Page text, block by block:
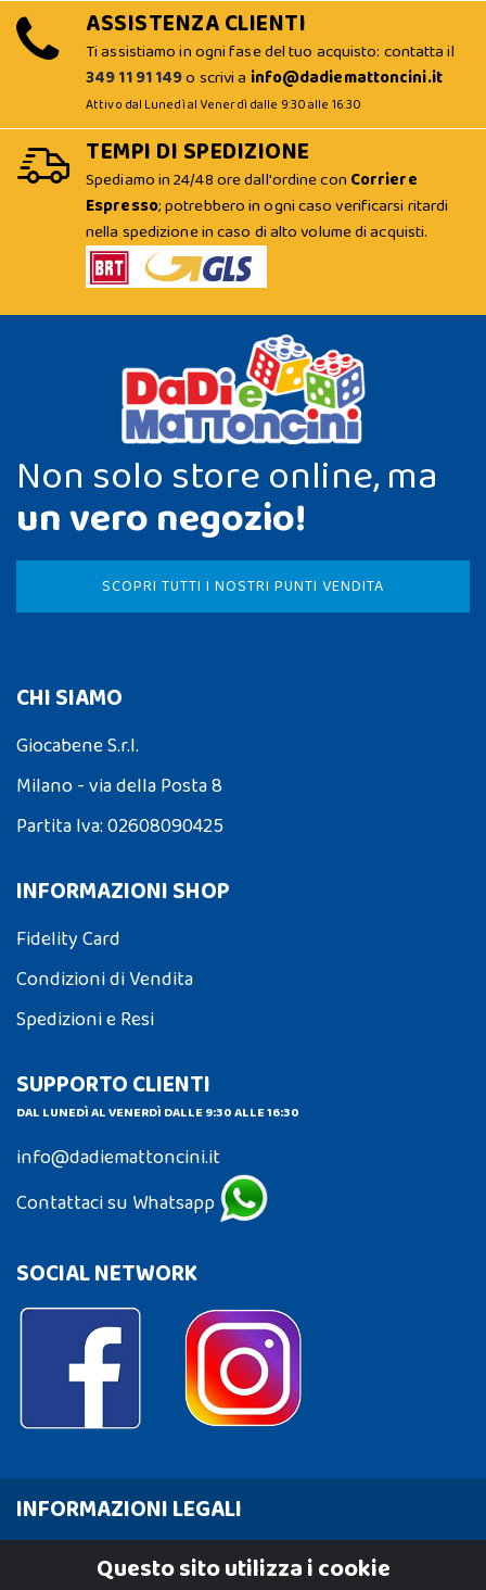
ASSISTENZA CLIENTI
Ti assistiamo in ogni fase del tuo acquisto: contatta il
349 11 91 149o scrivi a info@dadiemattoncini.it
Attivo dal Lunedì al Venerdì dalle 9:30 alle 16:30
TEMPI DI SPEDIZIONE
Spediamo in 24/48 ore dall'ordine con Corriere
Espresso; potrebbero in ogni caso verificarsi ritardi
nella spedizione in caso di alto volume di acquisti.
Non solo store online, ma
un vero negozio!
SCOPRI TUTTI I NOSTRI PUNTI VENDITA
CHI SIAMO
Giocabene S.r.l.
Milano - via della Posta 8
Partita Iva: 02608090425
INFORMAZIONI SHOP
Fidelity Card
Condizioni di Vendita
Spedizioni e Resi
SUPPORTO CLIENTI
DAL LUNEDÌ AL VENERDÌ DALLE 9:30 ALLE 16:30
info@dadiemattoncini.it
Contattaci su Whatsapp
SOCIAL NETWORK
INFORMAZIONI LEGALI
Cookie PolicyQuesto sito utilizza i cookie